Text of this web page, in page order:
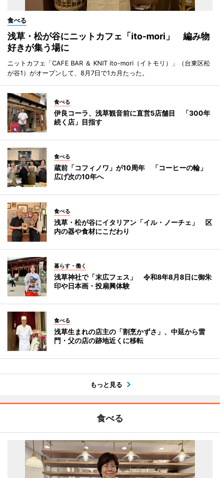
食べる
浅草・松が谷にニットカフェ「ito-mori」 編み物
好きが集う場に
ニットカフェ「CAFE BAR ＆ KNIT ito-mori（イトモリ）」（台東区松
が谷1）がオープンして、8月7日で1カ月たった。
食べる
伊良コーラ、浅草観音前に直営5店舗目 「300年
続く店」目指す
食べる
蔵前「コフィノワ」が10周年 「コーヒーの輪」
広げ次の10年へ
食べる
浅草・松が谷にイタリアン「イル・ノーチェ」 区
内の器や食材にこだわり
暮らす・働く
浅草神社で「末広フェス」 令和8年8月8日に御朱
印や日本画・投扇興体験
食べる
浅草生まれの店主の「割烹かずさ」、中延から雷
門・父の店の跡地近くに移転
もっと見る
食べる